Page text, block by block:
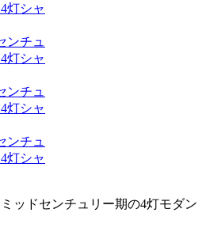
ッドセンチュリー期の4灯モダン